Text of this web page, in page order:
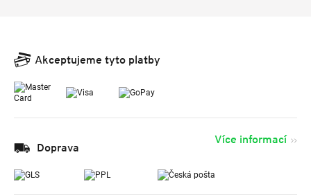
Akceptujeme tyto platby
Doprava
Více informací